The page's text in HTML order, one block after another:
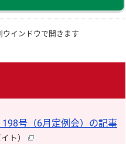
インドウで開きます
号（6月定例会）の記事
ト）